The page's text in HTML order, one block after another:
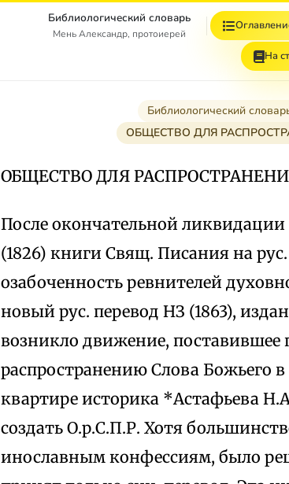
Библиологический словарь
Мень Александр, протоиерей
На
Библиологический
ОБЩЕСТВО ДЛЯ
ОБЩЕСТВО ДЛЯ
После окончательной
(1826) книги Свящ. Писания на
озабоченность ревнителей
новый рус. перевод НЗ (1863),
возникло движение, поставившее
распространению Слова Божьего в
квартире историка *Астафьева
создать О.р.С.П.Р. Хотя
инославным конфессиям, было